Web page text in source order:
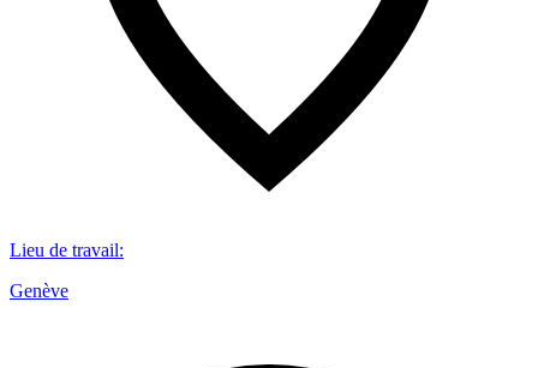
Lieu de travail:
Genève